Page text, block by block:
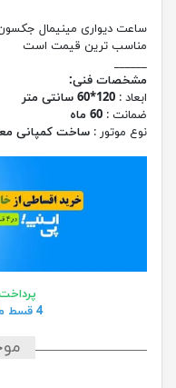
ساعت دیواری مینیمال
مناسب ترین قیمت است
______
مشخصات فنی:
ابعاد : 120*60 سانتی متر
ضمانت : 60 ماه
نوع موتور : ساخت کمپانی
4 قسط ماهیانه بدون کارمزد